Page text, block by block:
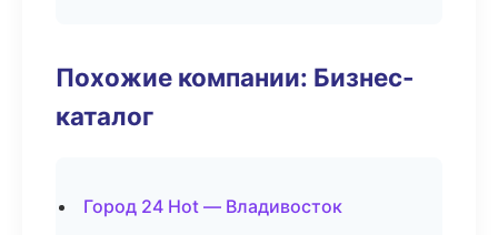
Похожие компании: Бизнес-
каталог
Город 24 Hot — Владивосток